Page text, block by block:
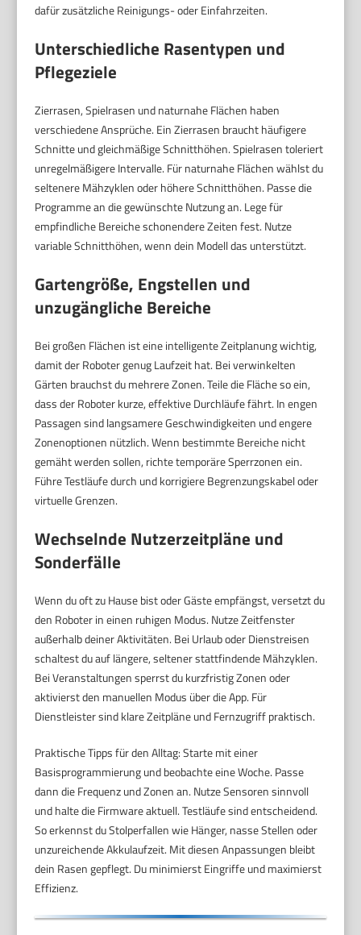
dafür zusätzliche Reinigungs- oder Einfahrzeiten.
Unterschiedliche Rasentypen und
Pflegeziele
Zierrasen, Spielrasen und naturnahe Flächen haben
verschiedene Ansprüche. Ein Zierrasen braucht häufigere
Schnitte und gleichmäßige Schnitthöhen. Spielrasen toleriert
unregelmäßigere Intervalle. Für naturnahe Flächen wählst du
seltenere Mähzyklen oder höhere Schnitthöhen. Passe die
Programme an die gewünschte Nutzung an. Lege für
empfindliche Bereiche schonendere Zeiten fest. Nutze
variable Schnitthöhen, wenn dein Modell das unterstützt.
Gartengröße, Engstellen und
unzugängliche Bereiche
Bei großen Flächen ist eine intelligente Zeitplanung wichtig,
damit der Roboter genug Laufzeit hat. Bei verwinkelten
Gärten brauchst du mehrere Zonen. Teile die Fläche so ein,
dass der Roboter kurze, effektive Durchläufe fährt. In engen
Passagen sind langsamere Geschwindigkeiten und engere
Zonenoptionen nützlich. Wenn bestimmte Bereiche nicht
gemäht werden sollen, richte temporäre Sperrzonen ein.
Führe Testläufe durch und korrigiere Begrenzungskabel oder
virtuelle Grenzen.
Wechselnde Nutzerzeitpläne und
Sonderfälle
Wenn du oft zu Hause bist oder Gäste empfängst, versetzt du
den Roboter in einen ruhigen Modus. Nutze Zeitfenster
außerhalb deiner Aktivitäten. Bei Urlaub oder Dienstreisen
schaltest du auf längere, seltener stattfindende Mähzyklen.
Bei Veranstaltungen sperrst du kurzfristig Zonen oder
aktivierst den manuellen Modus über die App. Für
Dienstleister sind klare Zeitpläne und Fernzugriff praktisch.
Praktische Tipps für den Alltag: Starte mit einer
Basisprogrammierung und beobachte eine Woche. Passe
dann die Frequenz und Zonen an. Nutze Sensoren sinnvoll
und halte die Firmware aktuell. Testläufe sind entscheidend.
So erkennst du Stolperfallen wie Hänger, nasse Stellen oder
unzureichende Akkulaufzeit. Mit diesen Anpassungen bleibt
dein Rasen gepflegt. Du minimierst Eingriffe und maximierst
Effizienz.